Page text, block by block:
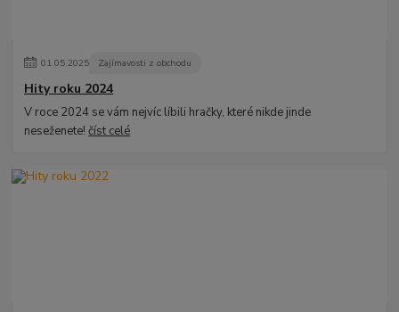
01.05.2025 Zajímavosti z obchodu
Hity roku 2024
V roce 2024 se vám nejvíc líbili hračky, které nikde jinde
neseženete!číst celé